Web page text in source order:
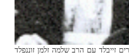
זייבלד עם הרב שלמה זלמן זוננפלד